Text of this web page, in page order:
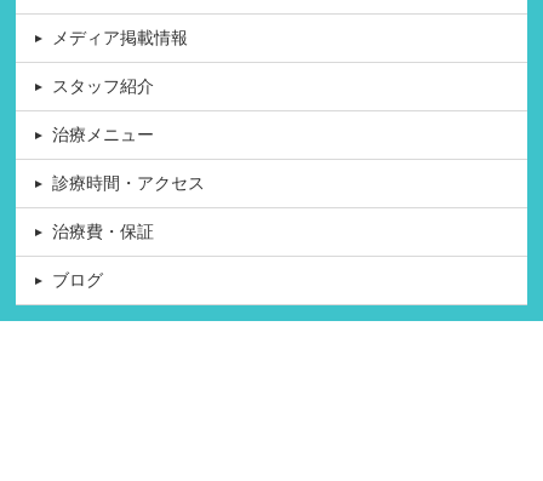
メディア掲載情報
スタッフ紹介
治療メニュー
診療時間・アクセス
治療費・保証
ブログ